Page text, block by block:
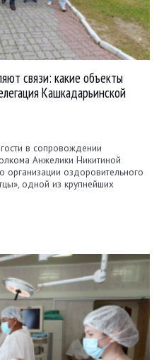
связи: какие объекты
Кашкадарьинской
в сопровождении
Анжелики Никитиной
организации оздоровительного
одной из крупнейших